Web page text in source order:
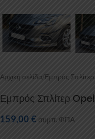
Αρχική σελίδα/Εμπρός Σπλίτερ
Εμπρός Σπλίτερ
159,00 € συμπ. ΦΠΑ